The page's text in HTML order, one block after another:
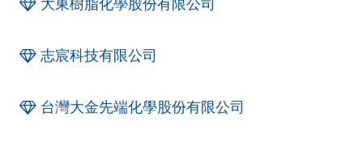
志宸科技有限公司
台灣大金先端化學股份有限公司